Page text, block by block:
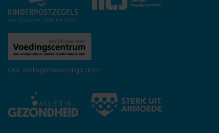
Ook vertegenwoordigd door: